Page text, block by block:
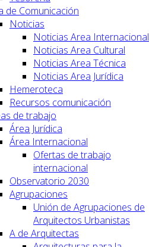
de Comunicación
Noticias
Noticias Area Internacional
Noticias Area Cultural
Noticias Area Técnica
Noticias Area Jurídica
Hemeroteca
Recursos comunicación
de trabajo
Área Jurídica
Área Internacional
Ofertas de trabajo
internacional
Observatorio 2030
Agrupaciones
Unión de Agrupaciones de
Arquitectos Urbanistas
A de Arquitectas